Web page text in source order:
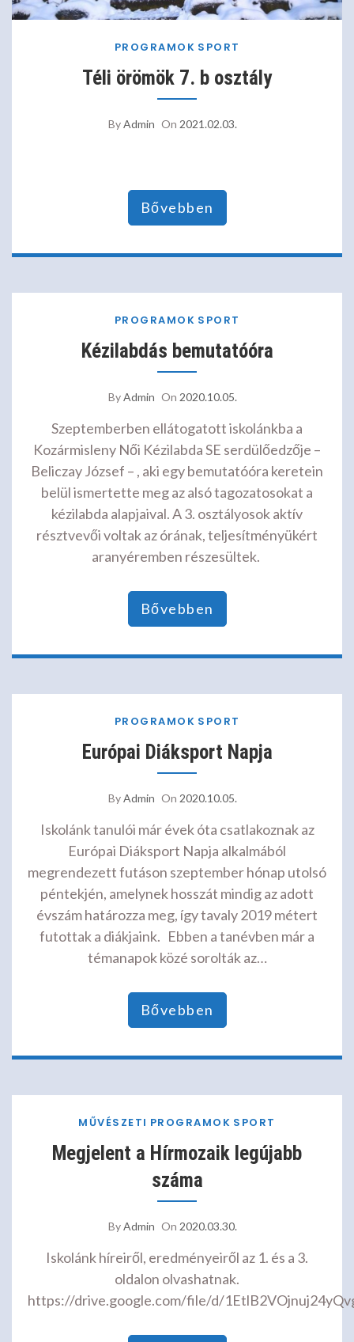
PROGRAMOK SPORT
Téli örömök 7. b osztály
ByAdmin On 2021.02.03.
Bővebben
PROGRAMOK SPORT
Kézilabdás bemutatóóra
ByAdmin On 2020.10.05.
Szeptemberben ellátogatott iskolánkba a
Kozármisleny Női Kézilabda SE serdülőedzője –
Beliczay József – , aki egy bemutatóóra keretein
belül ismertette meg az alsó tagozatosokat a
kézilabda alapjaival. A 3. osztályosok aktív
résztvevői voltak az órának, teljesítményükért
aranyéremben részesültek.
Bővebben
PROGRAMOK SPORT
Európai Diáksport Napja
ByAdmin On 2020.10.05.
Iskolánk tanulói már évek óta csatlakoznak az
Európai Diáksport Napja alkalmából
megrendezett futáson szeptember hónap utolsó
péntekjén, amelynek hosszát mindig az adott
évszám határozza meg, így tavaly 2019 métert
futottak a diákjaink. Ebben a tanévben már a
témanapok közé sorolták az…
Bővebben
MŰVÉSZETI PROGRAMOK SPORT
Megjelent a Hírmozaik legújabb
száma
ByAdmin On 2020.03.30.
Iskolánk híreiről, eredményeiről az 1. és a 3.
oldalon olvashatnak.
https://drive.google.com/file/d/